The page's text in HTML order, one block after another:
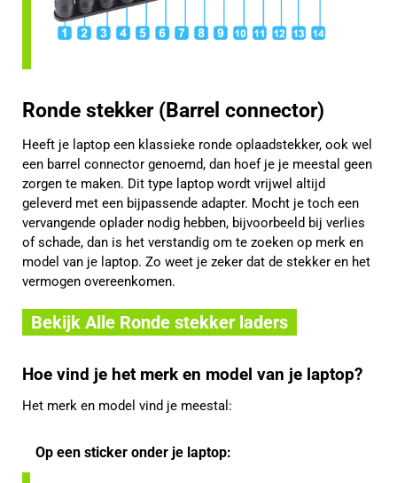
Ronde stekker (Barrel connector)
Heeft je laptop een klassieke ronde oplaadstekker, ook wel
een barrel connector genoemd, dan hoef je je meestal geen
zorgen te maken. Dit type laptop wordt vrijwel altijd
geleverd met een bijpassende adapter. Mocht je toch een
vervangende oplader nodig hebben, bijvoorbeeld bij verlies
of schade, dan is het verstandig om te zoeken op merk en
model van je laptop. Zo weet je zeker dat de stekker en het
vermogen overeenkomen.
Bekijk Alle Ronde stekker laders
Hoe vind je het merk en model van je laptop?
Het merk en model vind je meestal:
Op een sticker onder je laptop: